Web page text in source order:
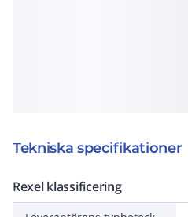
Tekniska specifikationer
Rexel klassificering